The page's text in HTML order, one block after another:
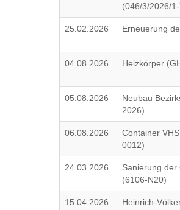
(046/3/2026/
25.02.2026 Erneuerung
04.08.2026 Heizkörper
05.08.2026
Neubau
2026)
06.08.2026
Container
0012)
24.03.2026
Sanierung der
(6106-N20)
15.04.2026 Heinrich-